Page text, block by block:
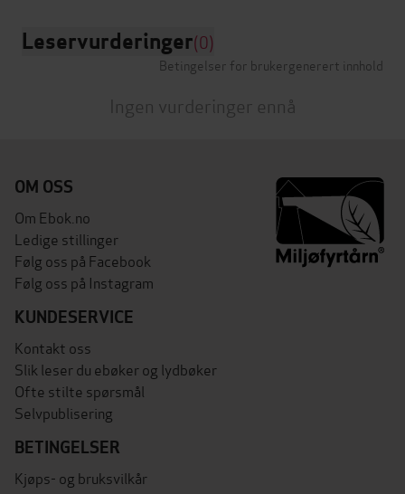
Leservurderinger(0)
Betingelser for brukergenerert innhold
Ingen vurderinger ennå
OM OSS
Om Ebok.no
Ledige stillinger
Følg oss på Facebook
Følg oss på Instagram
KUNDESERVICE
Kontakt oss
Slik leser du ebøker og lydbøker
Ofte stilte spørsmål
Selvpublisering
BETINGELSER
Kjøps- og bruksvilkår